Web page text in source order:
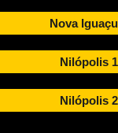
Nova
Nilópolis 1
Nilópolis 2